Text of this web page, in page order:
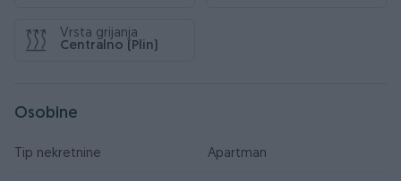
Vrsta grijanja
Centralno (Plin)
Osobine
Tip nekretnine Apartman